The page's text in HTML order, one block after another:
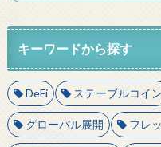
キーワードから探す
DeFi ステーブルコイン
グローバル展開 フレ